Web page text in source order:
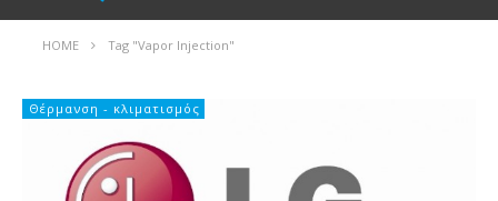
HOME Tag "Vapor Injection"
Θέρμανση - κλιματισμός